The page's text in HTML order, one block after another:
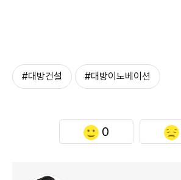
#대방건설 #대방이노베이션
0